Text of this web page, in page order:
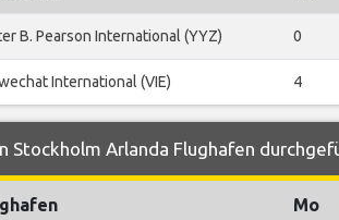
B. Pearson International (YYZ) 0
International (VIE) 4
Stockholm Arlanda Flughafen
Mo